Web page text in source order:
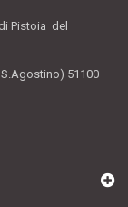
Pistoia del
51100